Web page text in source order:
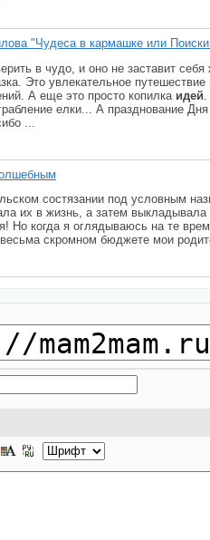
"Чудеса в кармашке или
в чудо, и оно не заставит
Это увлекательное
А еще это просто копилка идей
елки... А празднование
...
состязании под условным
их в жизнь, а затем
Но когда я оглядываюсь на те
скромном бюджете мои